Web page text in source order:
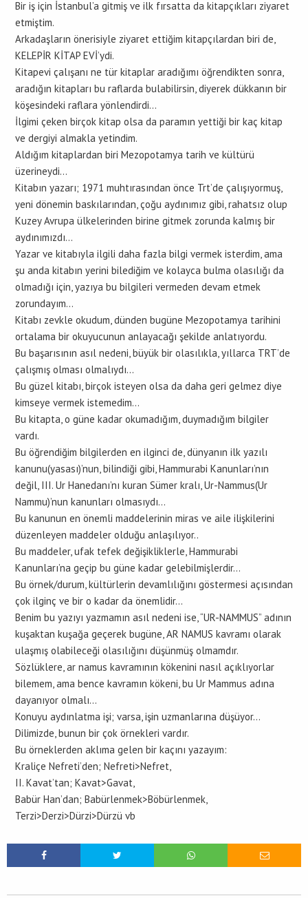
Bir iş için İstanbul’a gitmiş ve ilk fırsatta da kitapçıkları ziyaret
etmiştim.
Arkadaşların önerisiyle ziyaret ettiğim kitapçılardan biri de,
KELEPİR KİTAP EVİ’ydi.
Kitapevi çalışanı ne tür kitaplar aradığımı öğrendikten sonra,
aradığın kitapları bu raflarda bulabilirsin, diyerek dükkanın bir
köşesindeki raflara yönlendirdi…
İlgimi çeken birçok kitap olsa da paramın yettiği bir kaç kitap
ve dergiyi almakla yetindim.
Aldığım kitaplardan biri Mezopotamya tarih ve kültürü
üzerineydi…
Kitabın yazarı; 1971 muhtırasından önce Trt’de çalışıyormuş,
yeni dönemin baskılarından, çoğu aydınımız gibi, rahatsız olup
Kuzey Avrupa ülkelerinden birine gitmek zorunda kalmış bir
aydınımızdı…
Yazar ve kitabıyla ilgili daha fazla bilgi vermek isterdim, ama
şu anda kitabın yerini bilediğim ve kolayca bulma olasılığı da
olmadığı için, yazıya bu bilgileri vermeden devam etmek
zorundayım…
Kitabı zevkle okudum, dünden bugüne Mezopotamya tarihini
ortalama bir okuyucunun anlayacağı şekilde anlatıyordu.
Bu başarısının asıl nedeni, büyük bir olasılıkla, yıllarca TRT’de
çalışmış olması olmalıydı…
Bu güzel kitabı, birçok isteyen olsa da daha geri gelmez diye
kimseye vermek istemedim…
Bu kitapta, o güne kadar okumadığım, duymadığım bilgiler
vardı.
Bu öğrendiğim bilgilerden en ilginci de, dünyanın ilk yazılı
kanunu(yasası)’nun, bilindiği gibi, Hammurabi Kanunları’nın
değil, III. Ur Hanedanı’nı kuran Sümer kralı, Ur-Nammus(Ur
Nammu)’nun kanunları olmasıydı…
Bu kanunun en önemli maddelerinin miras ve aile ilişkilerini
düzenleyen maddeler olduğu anlaşılıyor..
Bu maddeler, ufak tefek değişikliklerle, Hammurabi
Kanunları’na geçip bu güne kadar gelebilmişlerdir…
Bu örnek/durum, kültürlerin devamlılığını göstermesi açısından
çok ilginç ve bir o kadar da önemlidir…
Benim bu yazıyı yazmamın asıl nedeni ise, “UR-NAMMUS” adının
kuşaktan kuşağa geçerek bugüne, AR NAMUS kavramı olarak
ulaşmış olabileceği olasılığını düşünmüş olmamdır.
Sözlüklere, ar namus kavramının kökenini nasıl açıklıyorlar
bilemem, ama bence kavramın kökeni, bu Ur Mammus adına
dayanıyor olmalı…
Konuyu aydınlatma işi; varsa, işin uzmanlarına düşüyor…
Dilimizde, bunun bir çok örnekleri vardır.
Bu örneklerden aklıma gelen bir kaçını yazayım:
Kraliçe Nefreti’den; Nefreti>Nefret,
II. Kavat’tan; Kavat>Gavat,
Babür Han’dan; Babürlenmek>Böbürlenmek,
Terzi>Derzi>Dürzi>Dürzü vb